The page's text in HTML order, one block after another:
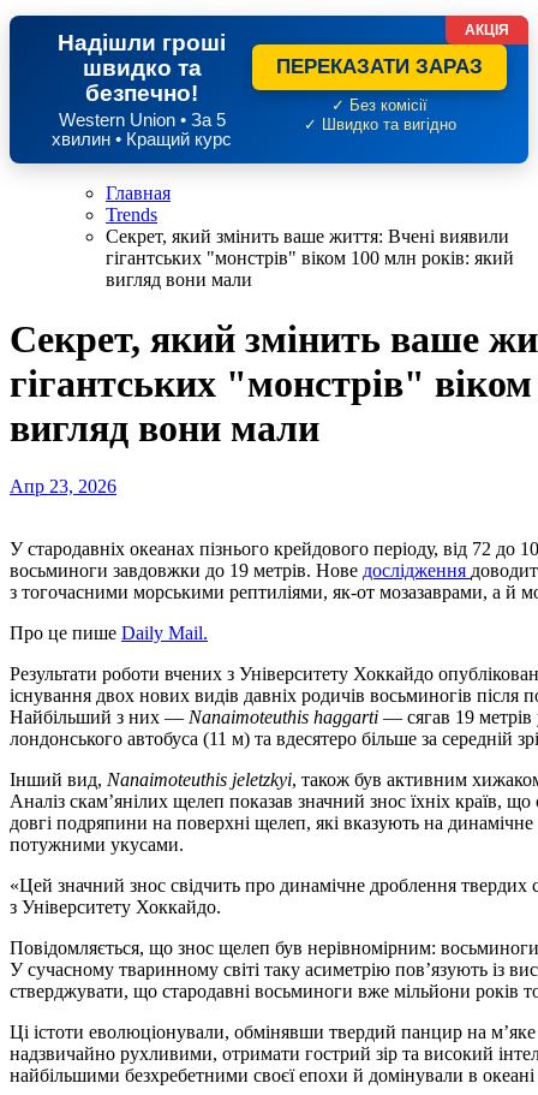
Надішли гроші
швидко та
безпечно!
Western Union • За 5
хвилин • Кращий курс
ПЕРЕКАЗАТИ ЗАРАЗ
✓ Без комісії
✓ Швидко та вигідно
АКЦІЯ
Главная
Trends
Секрет, який змінить ваше життя: Вчені виявили
гігантських "монстрів" віком 100 млн років: який
вигляд вони мали
Секрет, який змінить ваше
гігантських "монстрів"
вигляд вони мали
Апр 23, 2026
У стародавніх океанах пізнього крейдового періоду, від 72 до 100 мільйонів років тому, панували колосальні
восьминоги завдовжки до 19 метрів. Нове дослідження
з тогочасними морськими рептиліями, як-от мозазаврами, а й
Про це пише Daily Mail.
Результати роботи вчених з Університету Хоккайдо
існування двох нових видів давніх родичів восьминогів
Найбільший з них — Nanaimoteuthis haggarti — сягав 19
лондонського автобуса (11 м) та вдесятеро більше за середній
Інший вид, Nanaimoteuthis jeletzkyi, також був активним
Аналіз скам’янілих щелеп показав значний знос їхніх країв,
довгі подряпини на поверхні щелеп, які вказують на динамічне
потужними укусами.
«Цей значний знос свідчить про динамічне дроблення
з Університету Хоккайдо.
Повідомляється, що знос щелеп був нерівномірним:
У сучасному тваринному світі таку асиметрію пов’язують із
стверджувати, що стародавні восьминоги вже мільйони років
Ці істоти еволюціонували, обмінявши твердий панцир на
надзвичайно рухливими, отримати гострий зір та високий
найбільшими безхребетними своєї епохи й домінували в